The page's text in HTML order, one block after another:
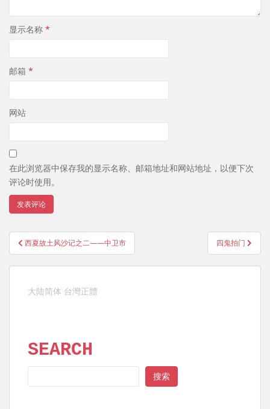
显示名称 *
邮箱 *
网站
在此浏览器中保存我的显示名称、邮箱地址和网站地址，以便下次
评论时使用。
文
章
导
西夏故土风沙记之二——中卫市 四鬼拍门
大陆简体 台灣正體
SEARCH
搜索